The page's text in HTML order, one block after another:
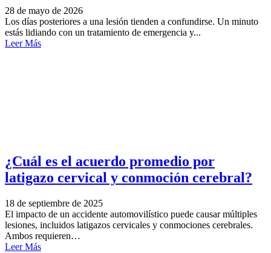
28 de mayo de 2026
Los días posteriores a una lesión tienden a confundirse. Un minuto
estás lidiando con un tratamiento de emergencia y...
Leer Más
¿Cuál es el acuerdo promedio por
latigazo cervical y conmoción cerebral?
18 de septiembre de 2025
El impacto de un accidente automovilístico puede causar múltiples
lesiones, incluidos latigazos cervicales y conmociones cerebrales.
Ambos requieren…
Leer Más